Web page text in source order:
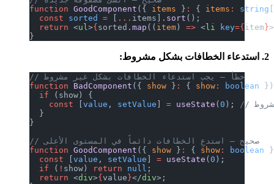
function GoodComponent ({ items } { items
string
  const
sorted = [ ...items].sort ();
  return
< ul> {sorted.map ((item ) => <li key={item}
// خطأ — يجب استدعاء الخطافات بشكل غير مشروط
function BadComponent ({ show } { show boolean
  if
(show) {
    const
[value , setValue ] useState ( 0 );
  }
// صحيح — استدعِ الخطافات دائماً في المستوى الأعلى
function GoodComponent ({ show } { show boolean
  const
[value , setValue ] useState ( 0 );
  if
( ! show) return null
  return
< div> {value}</ div >;